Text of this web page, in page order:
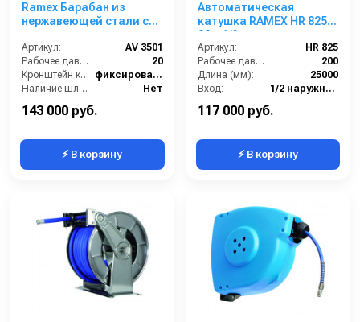
Ramex Барабан из
нержавеющей стали с
механизмом AV 3501
Артикул:
AV 3501
Рабочее давление (бар):
20
Кронштейн катушки:
фиксированный
Наличие шланга:
Нет
143 000 руб.
⚡ В корзину
Автоматическая
катушка RAMEX HR 825
22м 1/2
Артикул:
HR 825
Рабочее давление (бар):
200
Длина (мм):
25000
Вход:
1/2 наружняя резьба
117 000 руб.
⚡ В корзину